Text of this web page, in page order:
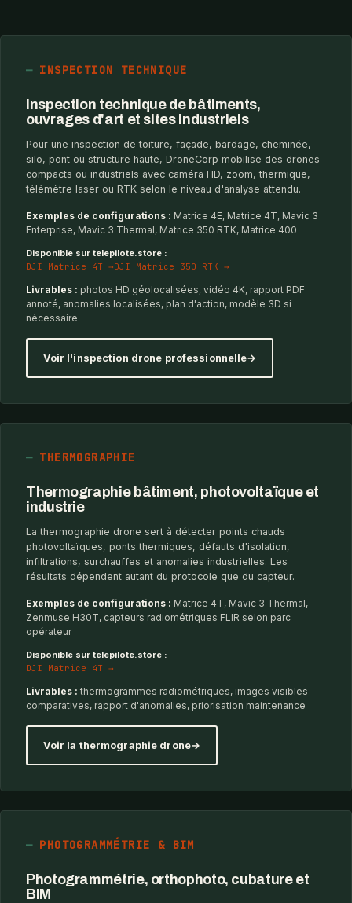
INSPECTION TECHNIQUE
Inspection technique de bâtiments,
ouvrages d'art et sites industriels
Pour une inspection de toiture, façade, bardage, cheminée,
silo, pont ou structure haute, DroneCorp mobilise des drones
compacts ou industriels avec caméra HD, zoom, thermique,
télémètre laser ou RTK selon le niveau d'analyse attendu.
Exemples de configurations : Matrice 4E, Matrice 4T, Mavic 3
Enterprise, Mavic 3 Thermal, Matrice 350 RTK, Matrice 400
Disponible sur telepilote.store :
DJI Matrice 4T →DJI Matrice 350 RTK →
Livrables : photos HD géolocalisées, vidéo 4K, rapport PDF
annoté, anomalies localisées, plan d'action, modèle 3D si
nécessaire
Voir l'inspection drone professionnelle
THERMOGRAPHIE
Thermographie bâtiment, photovoltaïque et
industrie
La thermographie drone sert à détecter points chauds
photovoltaïques, ponts thermiques, défauts d'isolation,
infiltrations, surchauffes et anomalies industrielles. Les
résultats dépendent autant du protocole que du capteur.
Exemples de configurations : Matrice 4T, Mavic 3 Thermal,
Zenmuse H30T, capteurs radiométriques FLIR selon parc
opérateur
Disponible sur telepilote.store :
DJI Matrice 4T →
Livrables : thermogrammes radiométriques, images visibles
comparatives, rapport d'anomalies, priorisation maintenance
Voir la thermographie drone
PHOTOGRAMMÉTRIE & BIM
Photogrammétrie, orthophoto, cubature et
BIM